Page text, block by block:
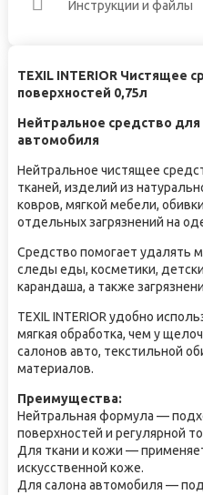
Инструкции и файлы
TEXIL INTERIOR Чистящее
поверхностей 0,75л
Нейтральное средство для
автомобиля
Нейтральное чистящее
тканей, изделий из
ковров, мягкой мебели,
отдельных загрязнений на
Средство помогает удалять
следы еды, косметики,
карандаша, а также
TEXIL INTERIOR удобно
мягкая обработка, чем у
салонов авто, текстильной
материалов.
Преимущества:
Нейтральная формула —
поверхностей и регулярной
Для ткани и кожи —
искусственной коже.
Для салона автомобиля —